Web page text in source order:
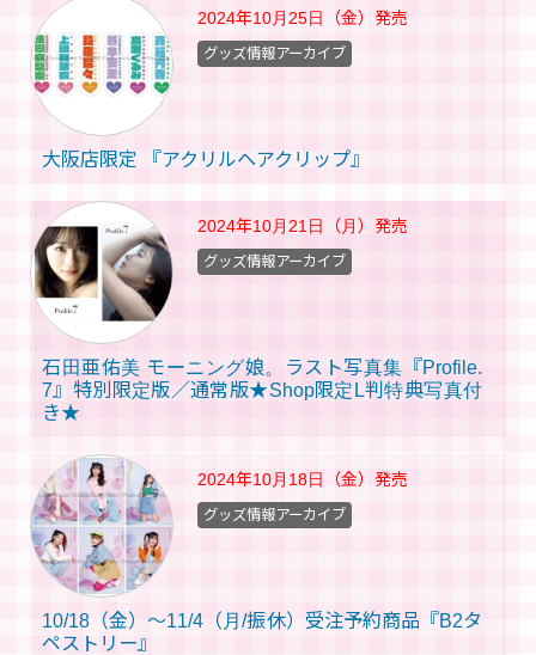
2024年10月25日（金） 発売
大阪店限定 『アクリルヘアクリップ』
グッズ情報アーカイブ
2024年10月21日（月） 発売
石田亜佑美 モーニング娘。ラスト写真集『Profile.
7』特別限定版／通常版★Shop限定L判特典写真付
き★
グッズ情報アーカイブ
2024年10月18日（金） 発売
10/18（金）～11/4（月/振休）受注予約商品『B2タ
ペストリー』
グッズ情報アーカイブ